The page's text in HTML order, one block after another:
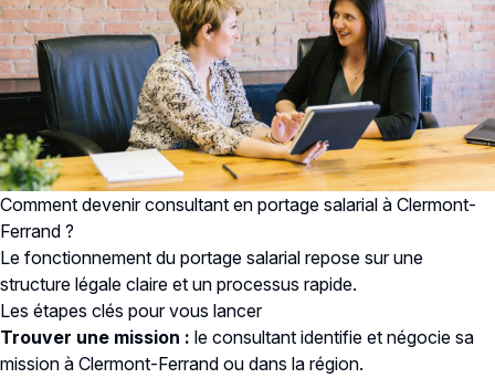
Comment devenir consultant en portage salarial à Clermont-
Ferrand ?
Le fonctionnement du portage salarial repose sur une
structure légale claire et un processus rapide.
Les étapes clés pour vous lancer
Trouver une mission : le consultant identifie et négocie sa
mission à Clermont-Ferrand ou dans la région.